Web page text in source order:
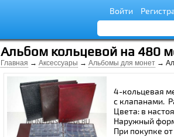
Войти
Альбом кольцевой на 480
Главная → Аксессуары → Альбомы для монет →
4-кольцевая
с клапанами.
Цвета: в
Наружный
При покупке